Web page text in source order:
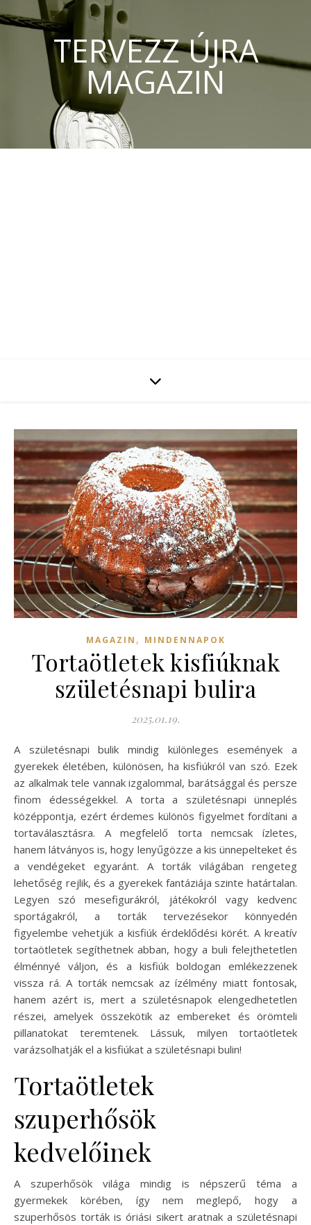
TERVEZZ ÚJRA
MAGAZIN
MAGAZIN , MINDENNAPOK
Tortaötletek kisfiúknak
születésnapi bulira
2025.01.19.
A születésnapi bulik mindig különleges események a
gyerekek életében, különösen, ha kisfiúkról van szó. Ezek
az alkalmak tele vannak izgalommal, barátsággal és persze
finom édességekkel. A torta a születésnapi ünneplés
középpontja, ezért érdemes különös figyelmet fordítani a
tortaválasztásra. A megfelelő torta nemcsak ízletes,
hanem látványos is, hogy lenyűgözze a kis ünnepelteket és
a vendégeket egyaránt. A torták világában rengeteg
lehetőség rejlik, és a gyerekek fantáziája szinte határtalan.
Legyen szó mesefigurákról, játékokról vagy kedvenc
sportágakról, a torták tervezésekor könnyedén
figyelembe vehetjük a kisfiúk érdeklődési körét. A kreatív
tortaötletek segíthetnek abban, hogy a buli felejthetetlen
élménnyé váljon, és a kisfiúk boldogan emlékezzenek
vissza rá. A torták nemcsak az ízélmény miatt fontosak,
hanem azért is, mert a születésnapok elengedhetetlen
részei, amelyek összekötik az embereket és örömteli
pillanatokat teremtenek. Lássuk, milyen tortaötletek
varázsolhatják el a kisfiúkat a születésnapi bulin!
Tortaötletek
szuperhősök
kedvelőinek
A szuperhősök világa mindig is népszerű téma a
gyermekek körében, így nem meglepő, hogy a
szuperhősös torták is óriási sikert aratnak a születésnapi